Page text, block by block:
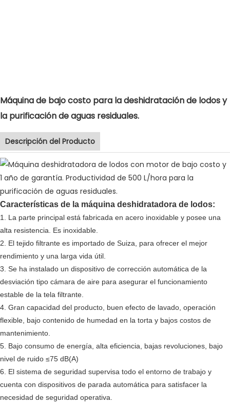
Máquina de bajo costo para la deshidratación de lodos y
la purificación de aguas residuales.
Descripción del Producto
Características de la máquina deshidratadora de lodos:
1. La parte principal está fabricada en acero inoxidable y posee una
alta resistencia. Es inoxidable.
2. El tejido filtrante es importado de Suiza, para ofrecer el mejor
rendimiento y una larga vida útil.
3. Se ha instalado un dispositivo de corrección automática de la
desviación tipo cámara de aire para asegurar el funcionamiento
estable de la tela filtrante.
4. Gran capacidad del producto, buen efecto de lavado, operación
flexible, bajo contenido de humedad en la torta y bajos costos de
mantenimiento.
5. Bajo consumo de energía, alta eficiencia, bajas revoluciones, bajo
nivel de ruido ≤75 dB(A)
6. El sistema de seguridad supervisa todo el entorno de trabajo y
cuenta con dispositivos de parada automática para satisfacer la
necesidad de seguridad operativa.